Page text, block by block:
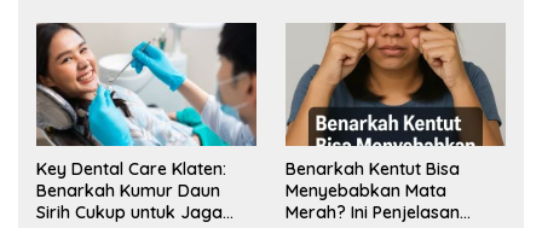
Key Dental Care Klaten:
Benarkah Kumur Daun
Sirih Cukup untuk Jaga
Benarkah Kentut Bisa
Menyebabkan Mata
Merah? Ini Penjelasan